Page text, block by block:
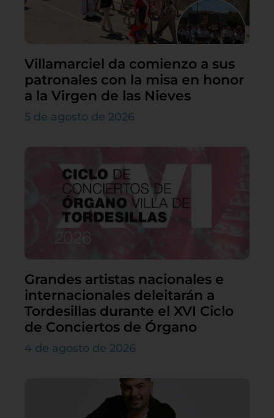
Villamarciel da comienzo a sus
patronales con la misa en honor
a la Virgen de las Nieves
5 de agosto de 2026
Grandes artistas nacionales e
internacionales deleitarán a
Tordesillas durante el XVI Ciclo
de Conciertos de Órgano
4 de agosto de 2026